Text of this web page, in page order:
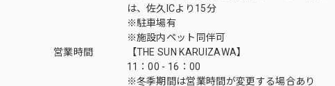
は、佐久ICより15分
※駐車場有
※施設内ペット同伴可
営業時間
【THE SUN KARUIZAWA】
11：00 - 16：00
※冬季期間は営業時間が変更する場合あり